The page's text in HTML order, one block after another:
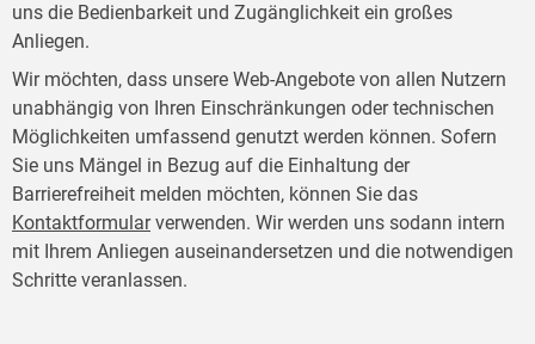
uns die Bedienbarkeit und Zugänglichkeit ein großes
Anliegen.
Wir möchten, dass unsere Web-Angebote von allen Nutzern
unabhängig von Ihren Einschränkungen oder technischen
Möglichkeiten umfassend genutzt werden können. Sofern
Sie uns Mängel in Bezug auf die Einhaltung der
Barrierefreiheit melden möchten, können Sie das
Kontaktformularverwenden. Wir werden uns sodann intern
mit Ihrem Anliegen auseinandersetzen und die notwendigen
Schritte veranlassen.